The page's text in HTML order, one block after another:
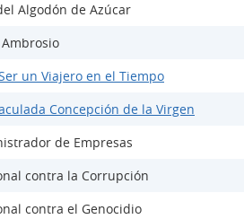
Algodón de Azúcar
un Viajero en el Tiempo
Concepción de la Virgen
de Empresas
contra la Corrupción
contra el Genocidio